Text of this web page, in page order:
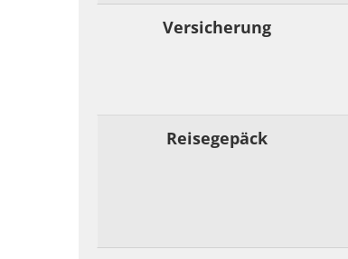
Versicherung
Reisegepäck